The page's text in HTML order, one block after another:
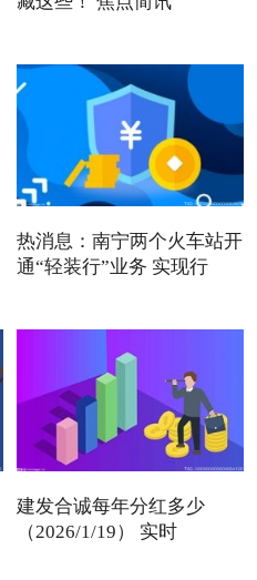
热消息：南宁两个火车站开
通“轻装行”业务 实现行
建发合诚每年分红多少
（2026/1/19） 实时